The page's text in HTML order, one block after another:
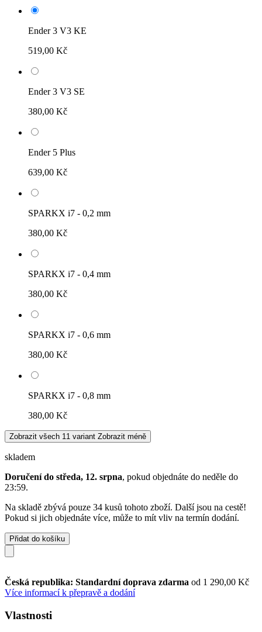
Ender 3 V3 KE
519,00 Kč
Ender 3 V3 SE
380,00 Kč
Ender 5 Plus
639,00 Kč
SPARKX i7 - 0,2 mm
380,00 Kč
SPARKX i7 - 0,4 mm
380,00 Kč
SPARKX i7 - 0,6 mm
380,00 Kč
SPARKX i7 - 0,8 mm
380,00 Kč
Zobrazit všech 11 variant Zobrazit méně
skladem
Doručení do středa, 12. srpna, pokud objednáte do neděle do
23:59.
Na skladě zbývá pouze 34 kusů tohoto zboží. Další jsou na cestě!
Pokud si jich objednáte více, může to mít vliv na termín dodání.
Přidat do košíku
Česká republika: Standardní doprava zdarma od 1 290,00 Kč
Více informací k přepravě a dodání
Vlastnosti